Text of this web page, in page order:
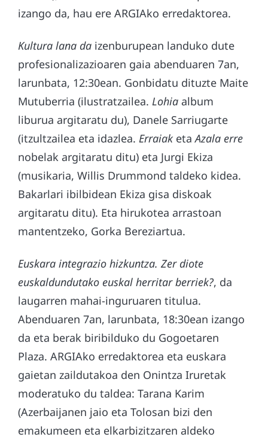
izango da, hau ere ARGIAko erredaktorea.
Kultura lana da izenburupean landuko dute
profesionalizazioaren gaia abenduaren 7an,
larunbata, 12:30ean. Gonbidatu dituzte Maite
Mutuberria (ilustratzailea. Lohia album
liburua argitaratu du), Danele Sarriugarte
(itzultzailea eta idazlea. Erraiak etaAzala erre
nobelak argitaratu ditu) eta Jurgi Ekiza
(musikaria, Willis Drummond taldeko kidea.
Bakarlari ibilbidean Ekiza gisa diskoak
argitaratu ditu). Eta hirukotea arrastoan
mantentzeko, Gorka Bereziartua.
Euskara integrazio hizkuntza. Zer diote
euskaldundutako euskal herritar berriek?, da
laugarren mahai-inguruaren titulua.
Abenduaren 7an, larunbata, 18:30ean izango
da eta berak biribilduko du Gogoetaren
Plaza. ARGIAko erredaktorea eta euskara
gaietan zaildutakoa den Onintza Iruretak
moderatuko du taldea: Tarana Karim
(Azerbaijanen jaio eta Tolosan bizi den
emakumeen eta elkarbizitzaren aldeko